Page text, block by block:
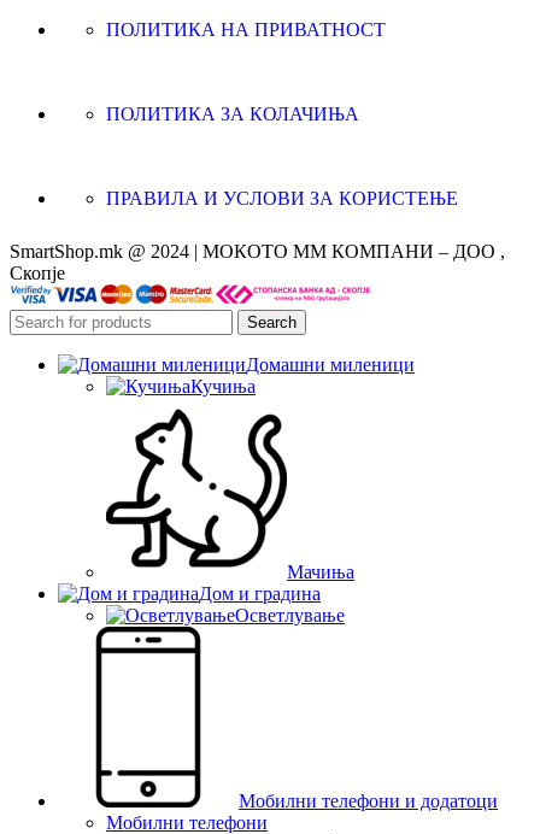
ПОЛИТИКА НА ПРИВАТНОСТ
ПОЛИТИКА ЗА КОЛАЧИЊА
ПРАВИЛА И УСЛОВИ ЗА КОРИСТЕЊЕ
SmartShop.mk @ 2024 | МОКОТО ММ КОМПАНИ – ДОО ,
Скопје
Search
Домашни миленици
Кучиња
Мачиња
Дом и градина
Осветлување
Мобилни телефони и додатоци
Мобилни телефони